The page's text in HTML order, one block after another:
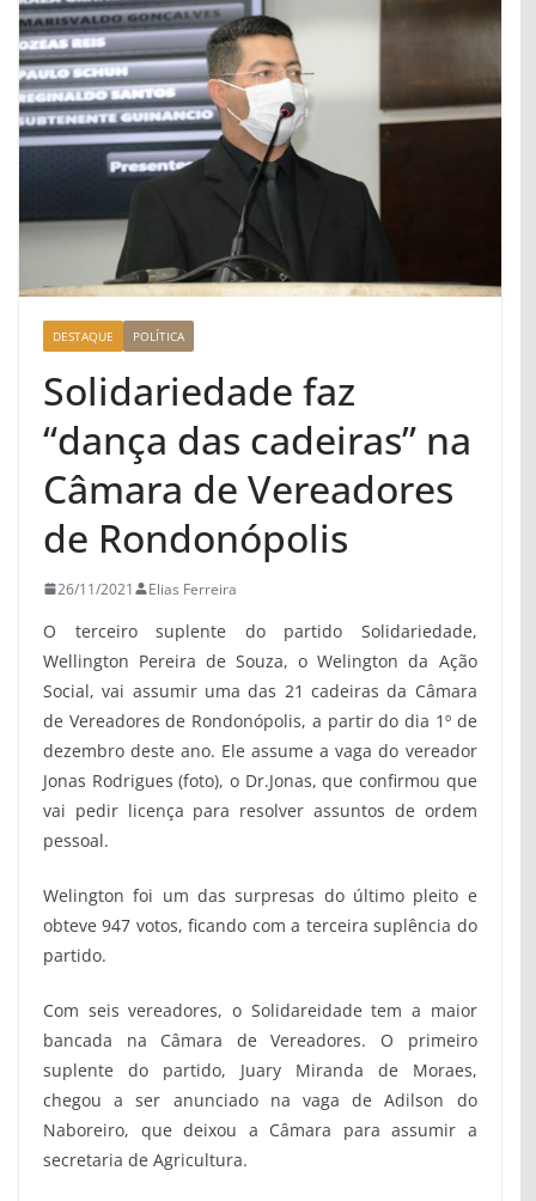
DESTAQUE POLÍTICA
Solidariedade faz
“dança das cadeiras” na
Câmara de Vereadores
de Rondonópolis
26/11/2021 Elias Ferreira
O terceiro suplente do partido Solidariedade,
Wellington Pereira de Souza, o Welington da Ação
Social, vai assumir uma das 21 cadeiras da Câmara
de Vereadores de Rondonópolis, a partir do dia 1º de
dezembro deste ano. Ele assume a vaga do vereador
Jonas Rodrigues (foto), o Dr.Jonas, que confirmou que
vai pedir licença para resolver assuntos de ordem
pessoal.
Welington foi um das surpresas do último pleito e
obteve 947 votos, ficando com a terceira suplência do
partido.
Com seis vereadores, o Solidareidade tem a maior
bancada na Câmara de Vereadores. O primeiro
suplente do partido, Juary Miranda de Moraes,
chegou a ser anunciado na vaga de Adilson do
Naboreiro, que deixou a Câmara para assumir a
secretaria de Agricultura.